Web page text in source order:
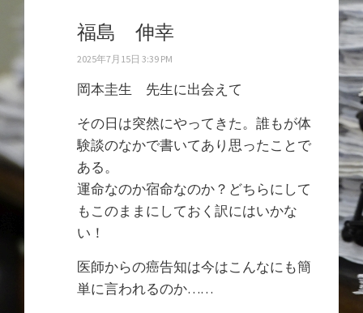
福島 伸幸
2025年7月15日 3:39 PM
岡本圭生 先生に出会えて
その日は突然にやってきた。誰もが体
験談のなかで書いてあり思ったことで
ある。
運命なのか宿命なのか？どちらにして
もこのままにしておく訳にはいかな
い！
医師からの癌告知は今はこんなにも簡
単に言われるのか……